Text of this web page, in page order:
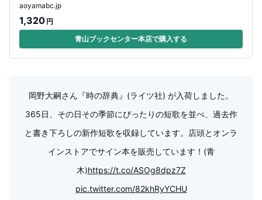
aoyamabc.jp
1,320 円
青山ブックセンター本店で購入する
岡野大嗣さん『時の辞典』(ライツ社) が入荷しました。
365日、その日その季節にぴったりの短歌を並べ、過去作
と書き下ろしの新作短歌を収録しています。店頭とオンラ
インストアでサイン本を販売しています！(青
木)https://t.co/ASOg8dpz7Z
pic.twitter.com/82khRyYCHU